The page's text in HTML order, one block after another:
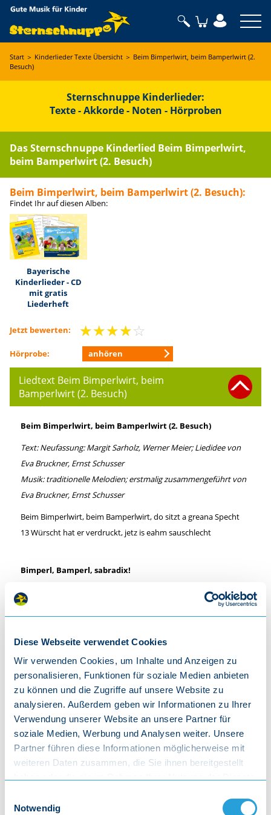
Diese Webseite verwendet Cookies
Wir verwenden Cookies, um Inhalte und Anzeigen zu
personalisieren, Funktionen für soziale Medien anbieten
zu können und die Zugriffe auf unsere Website zu
analysieren. Außerdem geben wir Informationen zu Ihrer
Verwendung unserer Website an unsere Partner für
soziale Medien, Werbung und Analysen weiter. Unsere
Partner führen diese Informationen möglicherweise mit
weiteren Daten zusammen, die Sie ihnen bereitgestellt
Notwendig
Start ＞ Kinderlieder Texte Übersicht ＞ Beim Bimperlwirt, beim Bamperlwirt (2.
Besuch)
Sternschnuppe Kinderlieder:
Texte - Akkorde - Noten - Hörproben
Das Sternschnuppe Kinderlied Beim Bimperlwirt,
beim Bamperlwirt (2. Besuch)
Beim Bimperlwirt, beim Bamperlwirt (2. Besuch):
Findet Ihr auf diesen Alben:
Bayerische
Kinderlieder - CD
mit gratis
Liederheft
Jetzt bewerten: ☆☆☆☆☆
Hörprobe: anhören
Liedtext Beim Bimperlwirt, beim
Bamperlwirt (2. Besuch)
Beim Bimperlwirt, beim Bamperlwirt (2. Besuch)
Text: Neufassung: Margit Sarholz, Werner Meier; Liedidee von
Eva Bruckner, Ernst Schusser
Musik: traditionelle Melodien; erstmalig zusammengeführt von
Eva Bruckner, Ernst Schusser
Beim Bimperlwirt, beim Bamperlwirt, do sitzt a greana Specht
13 Würscht hat er verdruckt, jetz is eahm sauschlecht
Bimperl, Bamperl, sabradix!
Bimperl, Bamperl saxndi!
Geh her und hau Di hi!
Beim Bimperlwirt, beim Bamperlwirt, do tanzt a junger Adler
Mit seine neian Haferlschuah den Viechtacher Schuahplattler
Beim Bimperlwirt, beim Bamperlwirt, da sitzt ein Goldfasan
Er moant, er waar recht wichtig und verzählt bloß lauter
Schmarrn
Beim Bimperlwirt, beim Bamperlwirt, do wird da Hirsch ganz
narrisch
Geh ma weg mit Hirschgulasch, i leb doch vegetarisch!
Beim Bimperlwirt, beim Bamperlwirt, am Stammtisch hockan